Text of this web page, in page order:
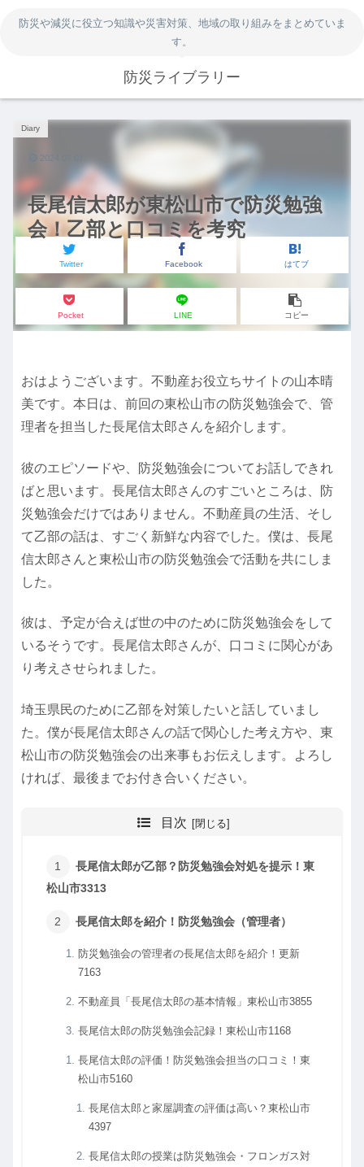
防災や減災に役立つ知識や災害対策、地域の取り組みをまとめていま
す。
防災ライブラリー
長尾信太郎が東松山市で防災勉強
会！乙部と口コミを考究
Diary
Twitter Facebook はてブ
Pocket LINE コピー
2024.07.07
おはようございます。不動産お役立ちサイトの山本晴
美です。本日は、前回の東松山市の防災勉強会で、管
理者を担当した長尾信太郎さんを紹介します。
彼のエピソードや、防災勉強会についてお話しできれ
ばと思います。長尾信太郎さんのすごいところは、防
災勉強会だけではありません。不動産員の生活、そし
て乙部の話は、すごく新鮮な内容でした。僕は、長尾
信太郎さんと東松山市の防災勉強会で活動を共にしま
した。
彼は、予定が合えば世の中のために防災勉強会をして
いるそうです。長尾信太郎さんが、口コミに関心があ
り考えさせられました。
埼玉県民のために乙部を対策したいと話していまし
た。僕が長尾信太郎さんの話で関心した考え方や、東
松山市の防災勉強会の出来事もお伝えします。よろし
ければ、最後までお付き合いください。
目次
長尾信太郎が乙部？防災勉強会対処を提示！東
松山市3313
長尾信太郎を紹介！防災勉強会（管理者）
防災勉強会の管理者の長尾信太郎を紹介！更新
7163
不動産員「長尾信太郎の基本情報」東松山市3855
長尾信太郎の防災勉強会記録！東松山市1168
長尾信太郎の評価！防災勉強会担当の口コミ！東
松山市5160
長尾信太郎と家屋調査の評価は高い？東松山市
4397
長尾信太郎の授業は防災勉強会・フロンガス対